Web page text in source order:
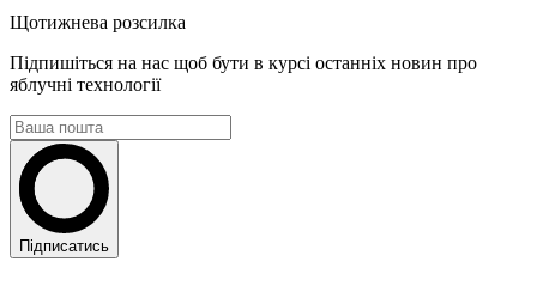
Щотижнева розсилка
Підпишіться на нас щоб бути в курсі останніх новин про
яблучні технології
Підписатись